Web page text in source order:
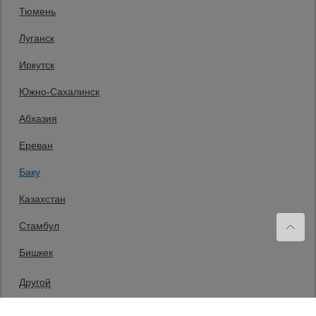
Главная
Тюмень
Луганск
Иркутск
Южно-Сахалинск
Абхазия
Ереван
Баку
Казахстан
Стамбул
Бишкек
Другой
Пн.-Пт. 9:00 - 18:00 Сб. 10:00-14:00 Вс. выходной
Принимаем к оплате
Все права защищены и охраняются законом. © 2008-2026 ООО
«Промышленник» Продажа строительных конструкций и другого
данных и пользовательского соглашения каждый раз, когда оставляете
свои данные в любой форме обратной связи на сайте prom23.ru и его
Сайт применяет рекомендательные технологии.